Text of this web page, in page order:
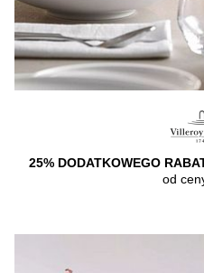
25% DODATKOWEGO
od